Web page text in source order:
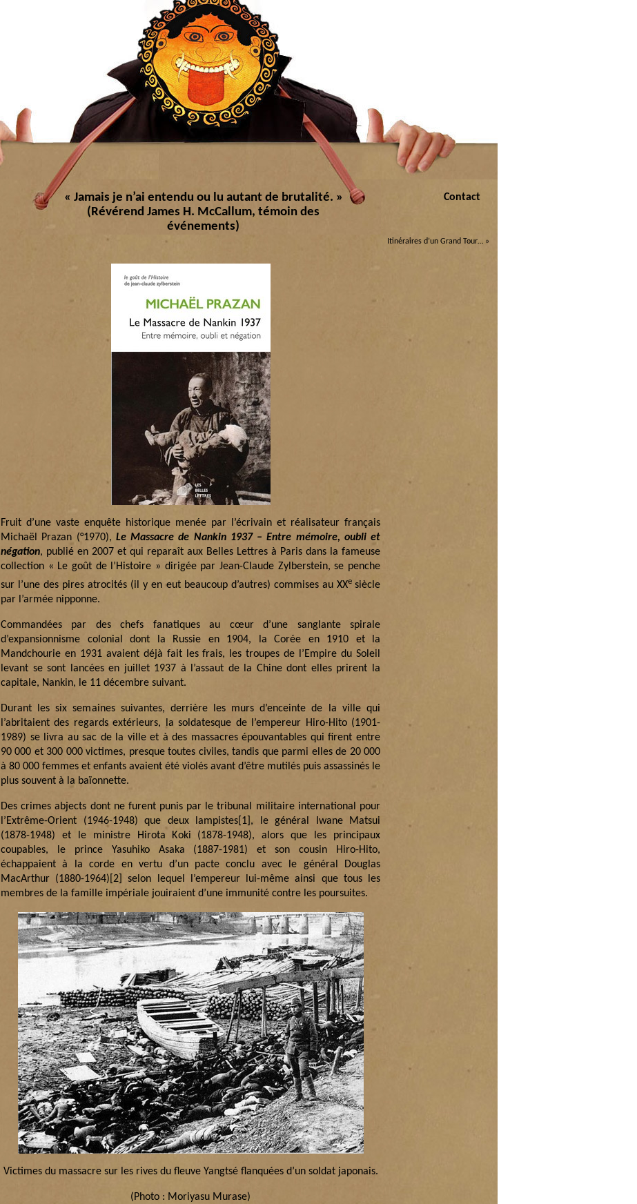
« Jamais je n’ai entendu ou lu autant de brutalité. »
(Révérend James H. McCallum, témoin des
événements)
Contact
Itinéraires d’un Grand Tour… »
Fruit d’une vaste enquête historique menée par l’écrivain et réalisateur français
Michaël Prazan (°1970), Le Massacre de Nankin 1937 – Entre mémoire, oubli et
négation, publié en 2007 et qui reparaît aux Belles Lettres à Paris dans la fameuse
collection « Le goût de l’Histoire » dirigée par Jean-Claude Zylberstein, se penche
sur l’une des pires atrocités (il y en eut beaucoup d’autres) commises au XXe siècle
par l’armée nipponne.
Commandées par des chefs fanatiques au cœur d’une sanglante spirale
d’expansionnisme colonial dont la Russie en 1904, la Corée en 1910 et la
Mandchourie en 1931 avaient déjà fait les frais, les troupes de l’Empire du Soleil
levant se sont lancées en juillet 1937 à l’assaut de la Chine dont elles prirent la
capitale, Nankin, le 11 décembre suivant.
Durant les six semaines suivantes, derrière les murs d’enceinte de la ville qui
l’abritaient des regards extérieurs, la soldatesque de l’empereur Hiro-Hito (1901-
1989) se livra au sac de la ville et à des massacres épouvantables qui firent entre
90 000 et 300 000 victimes, presque toutes civiles, tandis que parmi elles de 20 000
à 80 000 femmes et enfants avaient été violés avant d’être mutilés puis assassinés le
plus souvent à la baïonnette.
Des crimes abjects dont ne furent punis par le tribunal militaire international pour
l’Extrême-Orient (1946-1948) que deux lampistes [1] , le général Iwane Matsui
(1878-1948) et le ministre Hirota Koki (1878-1948), alors que les principaux
coupables, le prince Yasuhiko Asaka (1887-1981) et son cousin Hiro-Hito,
échappaient à la corde en vertu d’un pacte conclu avec le général Douglas
MacArthur (1880-1964) [2]
selon lequel l’empereur lui-même ainsi que tous les
membres de la famille impériale jouiraient d’une immunité contre les poursuites.
Victimes du massacre sur les rives du fleuve Yangtsé flanquées d’un soldat japonais.
(Photo : Moriyasu Murase)